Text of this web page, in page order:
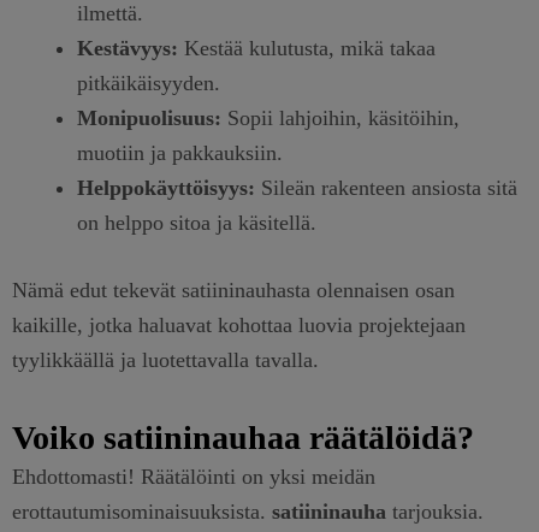
ilmettä.
Kestävyys: Kestää kulutusta, mikä takaa
pitkäikäisyyden.
Monipuolisuus: Sopii lahjoihin, käsitöihin,
muotiin ja pakkauksiin.
Helppokäyttöisyys: Sileän rakenteen ansiosta sitä
on helppo sitoa ja käsitellä.
Nämä edut tekevät satiininauhasta olennaisen osan
kaikille, jotka haluavat kohottaa luovia projektejaan
tyylikkäällä ja luotettavalla tavalla.
Voiko satiininauhaa räätälöidä?
Ehdottomasti! Räätälöinti on yksi meidän
erottautumisominaisuuksista. satiininauha tarjouksia.